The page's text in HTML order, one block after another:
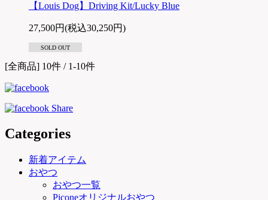
【Louis Dog】Driving Kit/Lucky Blue
27,500円(税込30,250円)
SOLD OUT
[全商品] 10件 / 1-10件
Categories
新着アイテム
おやつ
おやつ一覧
Piconeオリジナルおやつ